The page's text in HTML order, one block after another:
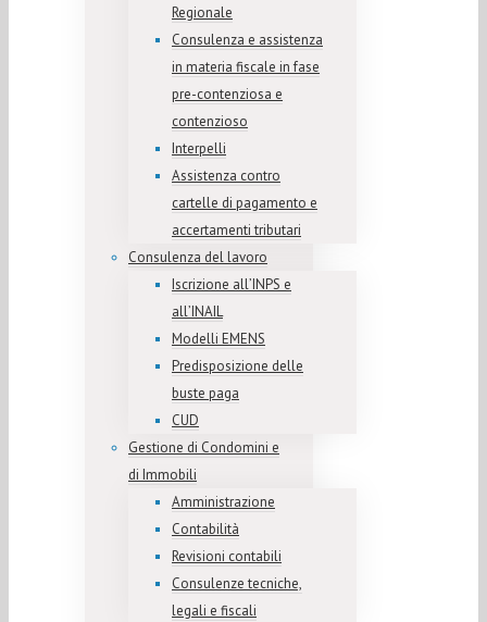
Regionale
Consulenza e assistenza
in materia fiscale in fase
pre-contenziosa e
contenzioso
Interpelli
Assistenza contro
cartelle di pagamento e
accertamenti tributari
Consulenza del lavoro
Iscrizione all’INPS e
all’INAIL
Modelli EMENS
Predisposizione delle
buste paga
CUD
Gestione di Condomini e
di Immobili
Amministrazione
Contabilità
Revisioni contabili
Consulenze tecniche,
legali e fiscali